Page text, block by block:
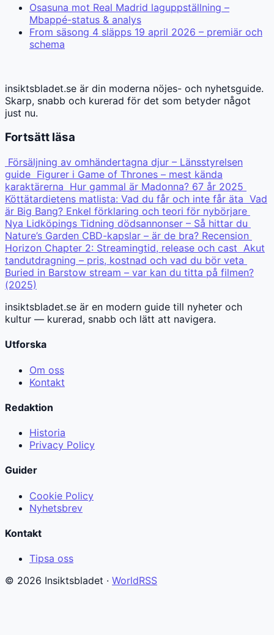
Osasuna mot Real Madrid laguppställning –
Mbappé-status & analys
From säsong 4 släpps 19 april 2026 – premiär och
schema
insiktsbladet.se är din moderna nöjes- och nyhetsguide.
Skarp, snabb och kurerad för det som betyder något
just nu.
Fortsätt läsa
Försäljning av omhändertagna djur – Länsstyrelsen
guide Figurer i Game of Thrones – mest kända
karaktärerna Hur gammal är Madonna? 67 år 2025
Köttätardietens matlista: Vad du får och inte får äta Vad
är Big Bang? Enkel förklaring och teori för nybörjare
Nya Lidköpings Tidning dödsannonser – Så hittar du
Nature’s Garden CBD-kapslar – är de bra? Recension
Horizon Chapter 2: Streamingtid, release och cast Akut
tandutdragning – pris, kostnad och vad du bör veta
Buried in Barstow stream – var kan du titta på filmen?
(2025)
insiktsbladet.se är en modern guide till nyheter och
kultur — kurerad, snabb och lätt att navigera.
Utforska
Om oss
Kontakt
Redaktion
Historia
Privacy Policy
Guider
Cookie Policy
Nyhetsbrev
Kontakt
Tipsa oss
© 2026 Insiktsbladet · WorldRSS